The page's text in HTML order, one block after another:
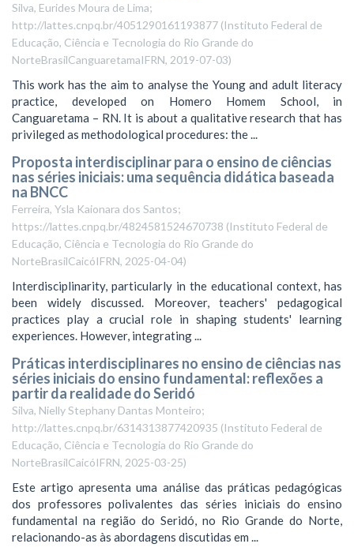
Silva, Eurides Moura de Lima;
http://lattes.cnpq.br/4051290161193877 (Instituto Federal de
Educação, Ciência e Tecnologia do Rio Grande do
NorteBrasilCanguaretamaIFRN, 2019-07-03)
This work has the aim to analyse the Young and adult literacy
practice, developed on Homero Homem School, in
Canguaretama – RN. It is about a qualitative research that has
privileged as methodological procedures: the ...
Proposta interdisciplinar para o ensino de ciências
nas séries iniciais: uma sequência didática baseada
na BNCC
Ferreira, Ysla Kaionara dos Santos;
https://lattes.cnpq.br/4824581524670738 (Instituto Federal de
Educação, Ciência e Tecnologia do Rio Grande do
NorteBrasilCaicóIFRN, 2025-04-04)
Interdisciplinarity, particularly in the educational context, has
been widely discussed. Moreover, teachers' pedagogical
practices play a crucial role in shaping students' learning
experiences. However, integrating ...
Práticas interdisciplinares no ensino de ciências nas
séries iniciais do ensino fundamental: reflexões a
partir da realidade do Seridó
Silva, Nielly Stephany Dantas Monteiro;
http://lattes.cnpq.br/6314313877420935 (Instituto Federal de
Educação, Ciência e Tecnologia do Rio Grande do
NorteBrasilCaicóIFRN, 2025-03-25)
Este artigo apresenta uma análise das práticas pedagógicas
dos professores polivalentes das séries iniciais do ensino
fundamental na região do Seridó, no Rio Grande do Norte,
relacionando-as às abordagens discutidas em ...